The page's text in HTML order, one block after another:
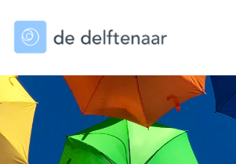
dedelftenaar.nl